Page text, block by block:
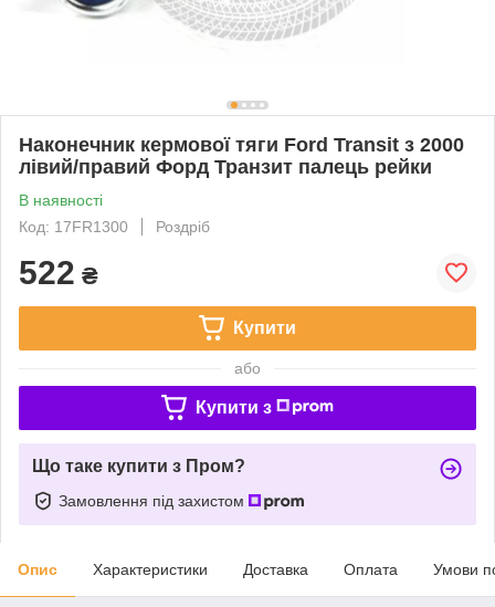
Наконечник кермової тяги Ford Transit з 2000
лівий/правий Форд Транзит палець рейки
В наявності
Код: 17FR1300
Роздріб
522 ₴
Купити
або
Купити з
Що таке купити з Пром?
Замовлення під захистом
Опис Характеристики Доставка Оплата Умови